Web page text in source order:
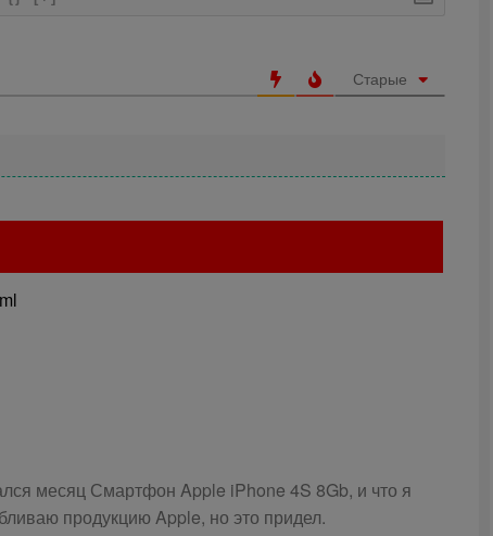
Старые
месяц Смартфон Apple iPhone 4S 8Gb, и что я
продукцию Apple, но это придел.